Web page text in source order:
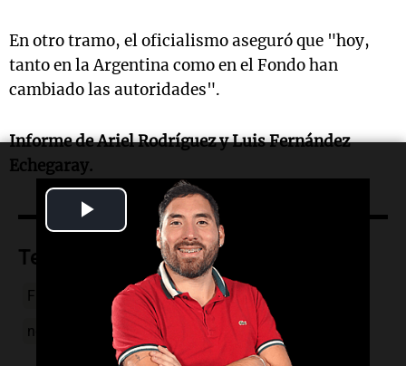
Video
En otro tramo, el oficialismo aseguró que "hoy,
tanto en la Argentina como en el Fondo han
cambiado las autoridades".
Informe de Ariel Rodríguez y Luis Fernández
Echegaray.
Temas
FMI senadores bloque Frente de Todos
negociación deuda condicionar